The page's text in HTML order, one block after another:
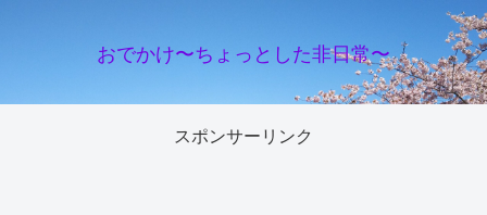
おでかけ〜ちょっとした非日常〜
スポンサーリンク